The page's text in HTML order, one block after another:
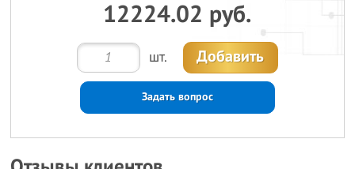
12224.02 руб.
шт. Добавить
Задать вопрос